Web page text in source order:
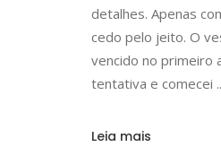
detalhes. Apenas
cedo pelo jeito. O
vencido no primeiro
tentativa e comecei
Leia mais